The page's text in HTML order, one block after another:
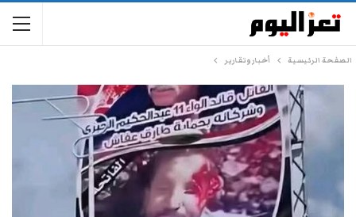
الصفحة الرئيسية أخبار وتقارير